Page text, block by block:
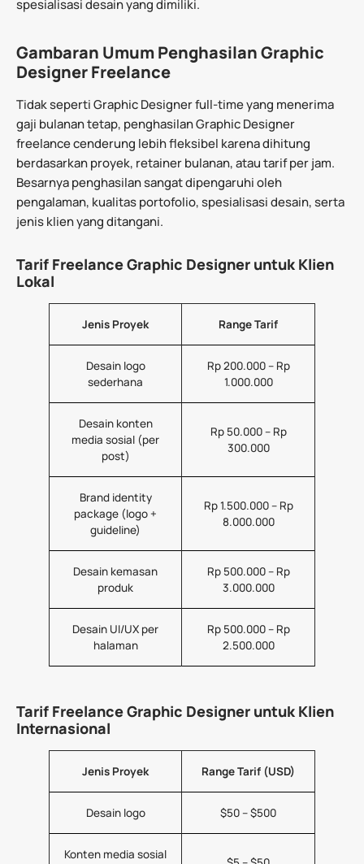
spesialisasi desain yang dimiliki.
Gambaran Umum Penghasilan Graphic
Designer Freelance
Tidak seperti Graphic Designer full-time yang menerima
gaji bulanan tetap, penghasilan Graphic Designer
freelance cenderung lebih fleksibel karena dihitung
berdasarkan proyek, retainer bulanan, atau tarif per jam.
Besarnya penghasilan sangat dipengaruhi oleh
pengalaman, kualitas portofolio, spesialisasi desain, serta
jenis klien yang ditangani.
Tarif Freelance Graphic Designer untuk Klien
Lokal
Jenis Proyek Range Tarif
Desain logo
sederhana
Rp 200.000 – Rp
1.000.000
Desain konten
media sosial (per
post)
Rp 50.000 – Rp
300.000
Brand identity
package (logo +
guideline)
Rp 1.500.000 – Rp
8.000.000
Desain kemasan
produk
Rp 500.000 – Rp
3.000.000
Desain UI/UX per
halaman
Rp 500.000 – Rp
2.500.000
Tarif Freelance Graphic Designer untuk Klien
Internasional
Jenis Proyek Range Tarif (USD)
Desain logo $50 – $500
Konten media sosial